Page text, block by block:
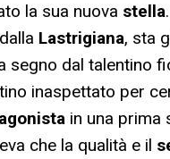
la sua nuova stella
Lastrigiana, sta
segno dal talentino
inaspettato per
in una prima
che la qualità e il